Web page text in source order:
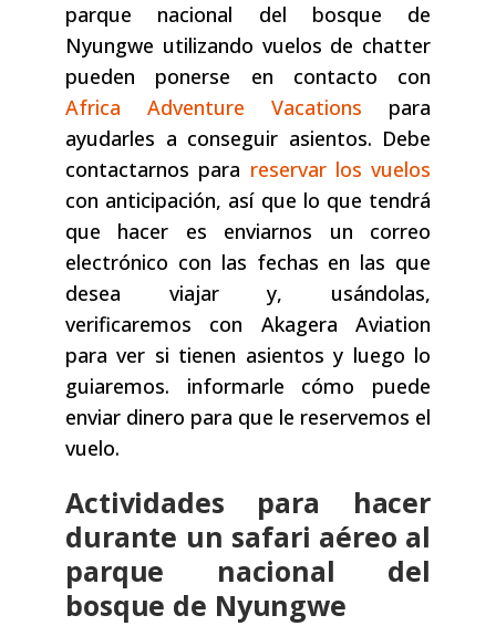
parque nacional del bosque de
Nyungwe utilizando vuelos de chatter
pueden ponerse en contacto con
Africa Adventure Vacations para
ayudarles a conseguir asientos. Debe
contactarnos para reservar los vuelos
con anticipación, así que lo que tendrá
que hacer es enviarnos un correo
electrónico con las fechas en las que
desea viajar y, usándolas,
verificaremos con Akagera Aviation
para ver si tienen asientos y luego lo
guiaremos. informarle cómo puede
enviar dinero para que le reservemos el
vuelo.
Actividades para hacer
durante un safari aéreo al
parque nacional del
bosque de Nyungwe